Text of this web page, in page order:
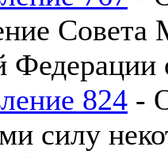
Совета
Федерации
824 -
силу